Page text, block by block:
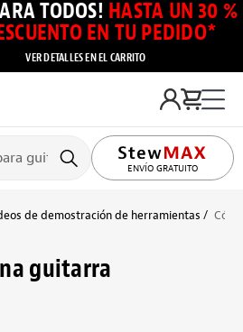
TODOS! HASTA UN 30 %
EN TU PEDIDO*
VER DETALLES EN EL CARRITO
ENVÍO GRATUITO
de demostración de herramientas
guitarra